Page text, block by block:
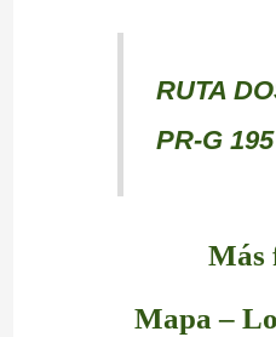
RUTA
PR-G 195
Más
Mapa –